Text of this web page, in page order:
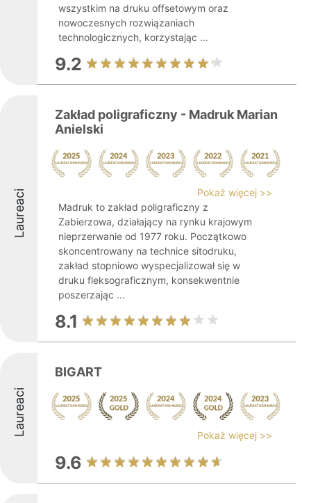
wszystkim na druku offsetowym oraz
nowoczesnych rozwiązaniach
technologicznych, korzystając ...
9.2
Laureaci
Zakład poligraficzny - Madruk Marian
Anielski
Pokaż więcej >>
Madruk to zakład poligraficzny z
Zabierzowa, działający na rynku krajowym
nieprzerwanie od 1977 roku. Początkowo
skoncentrowany na technice sitodruku,
zakład stopniowo wyspecjalizował się w
druku fleksograficznym, konsekwentnie
poszerzając ...
8.1
Laureaci
BIGART
Pokaż więcej >>
9.6